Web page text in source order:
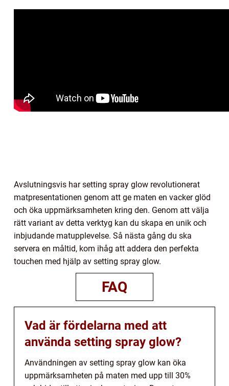
Avslutningsvis har setting spray glow revolutionerat
matpresentationen genom att ge maten en vacker glöd
och öka uppmärksamheten kring den. Genom att välja
rätt variant av detta verktyg kan du skapa en unik och
inbjudande matupplevelse. Så nästa gång du ska
servera en måltid, kom ihåg att addera den perfekta
touchen med hjälp av setting spray glow.
FAQ
Vad är fördelarna med att
använda setting spray glow?
Användningen av setting spray glow kan öka
uppmärksamheten på maten med upp till 30%